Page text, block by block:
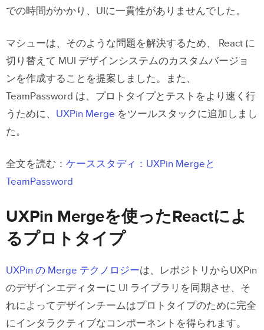
での時間がかかり、UIに一貫性がありませんでした。
マシューは、そのような問題を解決するため、 React に
切り替えて MUI デザインシステムのカスタムバージョ
ンを作成することを提案しました。また、
TeamPassword は、プロトタイプとテストをより速く行
うために、 UXPin Merge をツールスタックに追加しまし
た。
全文を読む： ケーススタディ：UXPin Mergeと
TeamPassword
UXPin Mergeを使ったReactによ
るプロトタイプ
UXPin の Merge テクノロジーは、レポジトリからUXPin
のデザインエディターに UI ライブラリを同期させ、そ
れによってデザインチームはプロトタイプのために完全
にインタラクティブなコンポーネントを得られます。